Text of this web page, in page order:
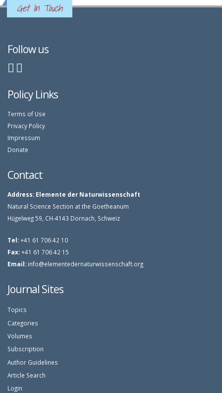
Get In Touch
Follow us
Policy Links
Terms of Use
Privacy Policy
Impressum
Donate
Contact
Address: Elemente der Naturwissenschaft
Natural Science Section at the Goetheanum
Hügelweg 59, CH-4143 Dornach, Schweiz
Tel:+41 61 706 42 10
Fax:+41 61 706 42 15
Email: info@elementedernaturwissenschaft.org
Journal Sites
Topics
Categories
Volumes
Subscription
Author Guidelines
Article Search
Login